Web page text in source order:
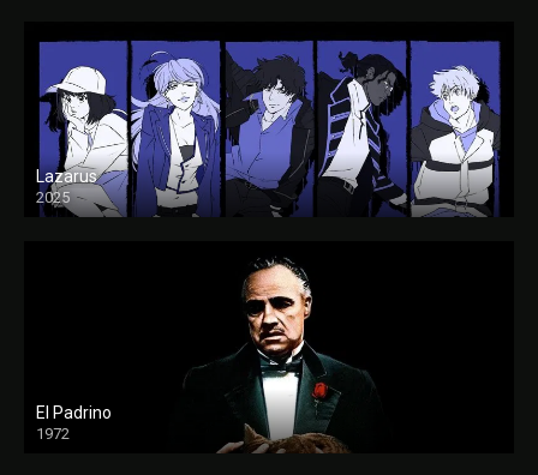
Lazarus
2025
El Padrino
1972
FULL HD